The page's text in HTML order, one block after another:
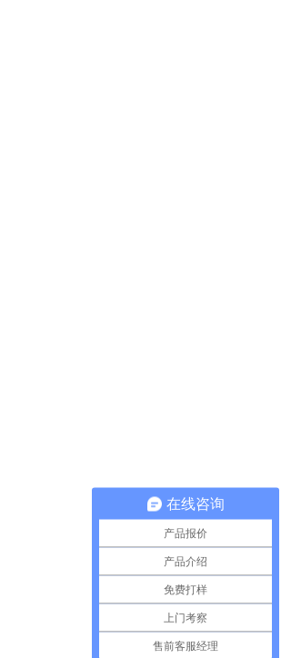
在线咨询
产品报价
产品介绍
免费打样
上门考察
售前客服经理